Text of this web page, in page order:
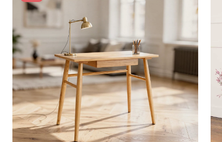
poids colis